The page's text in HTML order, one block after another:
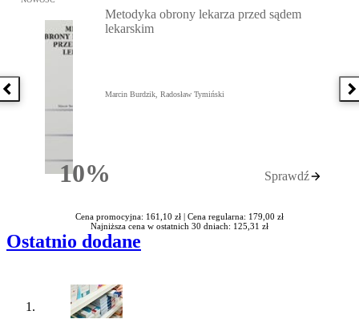
Poprzednia książka
10%Rabatu
Metodyka obrony lekarza przed sądem
lekarskim
Marcin Burdzik, Radosław Tymiński
Sprawdź
Cena promocyjna: 161,10 zł | Cena regularna: 179,00 zł
Najniższa cena w ostatnich 30 dniach: 125,31 zł
Ostatnio dodane